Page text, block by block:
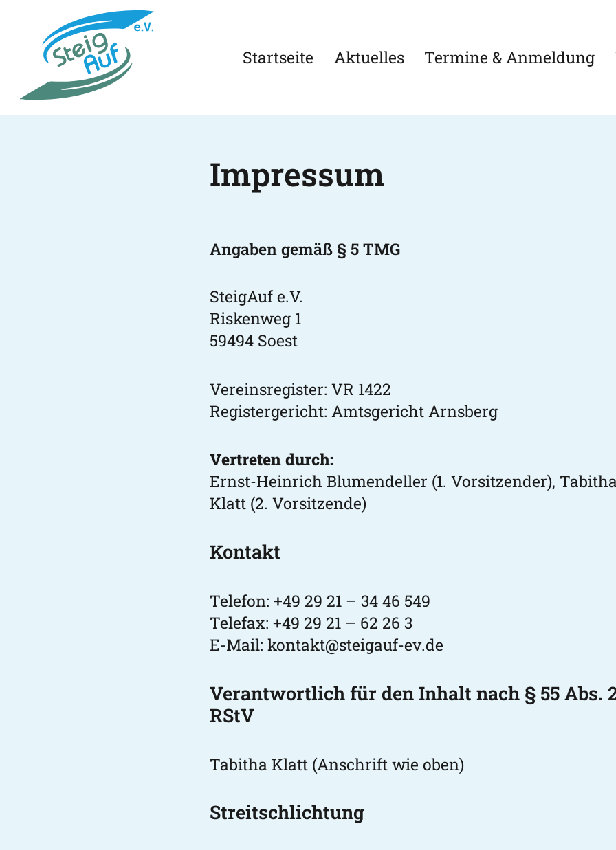
Startseite Aktuelles Termine & Anmeldung
Impressum
Angaben gemäß § 5 TMG
SteigAuf e.V.
Riskenweg 1
59494 Soest
Vereinsregister: VR 1422
Registergericht: Amtsgericht Arnsberg
Vertreten durch:
Ernst-Heinrich Blumendeller (1. Vorsitzender),
Klatt (2. Vorsitzende)
Kontakt
Telefon:+49 29 21 – 34 46 549
Telefax: +49 29 21 – 62 26 3
E-Mail:kontakt@steigauf-ev.de
Verantwortlich für den Inhalt nach § 55 Abs.
RStV
Tabitha Klatt (Anschrift wie oben)
Streitschlichtung